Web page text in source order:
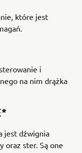
które jest
i
na nim drążka
jest dźwignia
oraz ster. Są one